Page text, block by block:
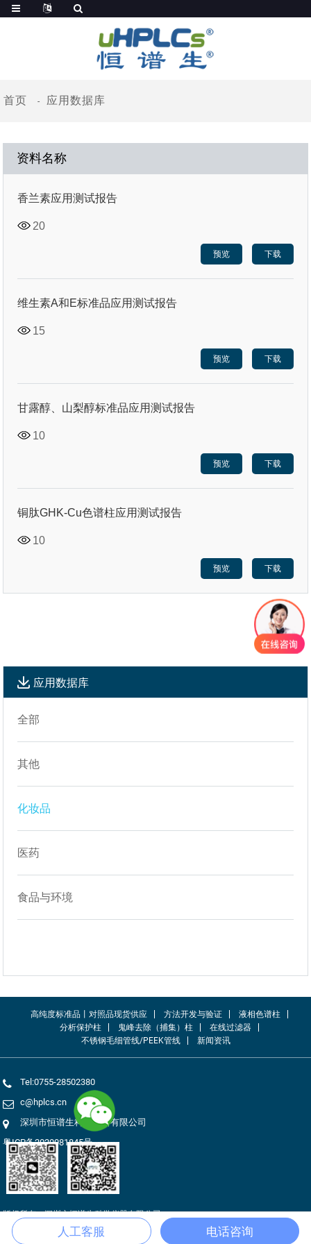
首页 应用数据库
资料名称
香兰素应用测试报告
20
预览 下载
维生素A和E标准品应用测试报告
15
预览 下载
甘露醇、山梨醇标准品应用测试报告
10
预览 下载
铜肽GHK-Cu色谱柱应用测试报告
10
预览 下载
应用数据库
全部
其他
化妆品
医药
食品与环境
高纯度标准品丨对照品现货供应 方法开发与验证
液相色谱柱
分析保护柱
鬼峰去除（捕集）柱
在线过滤器
不锈钢毛细管线/PEEK管线
新闻资讯
Tel:0755-28502380
c@hplcs.cn
深圳市恒谱生科学仪器有限公司
粤ICP备2020081845号
版权所有：深圳市恒谱生科学仪器有限公司
网站地图 人工客服 电话咨询